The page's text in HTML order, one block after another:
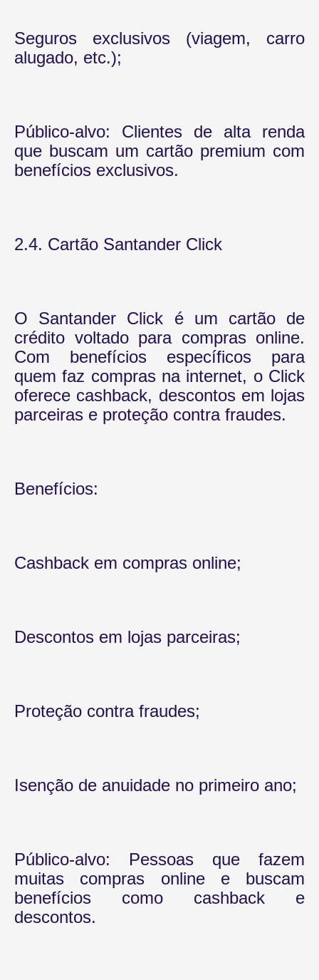
Seguros exclusivos (viagem, carro
alugado, etc.);
Público-alvo: Clientes de alta renda
que buscam um cartão premium com
benefícios exclusivos.
2.4. Cartão Santander Click
O Santander Click é um cartão de
crédito voltado para compras online.
Com benefícios específicos para
quem faz compras na internet, o Click
oferece cashback, descontos em lojas
parceiras e proteção contra fraudes.
Benefícios:
Cashback em compras online;
Descontos em lojas parceiras;
Proteção contra fraudes;
Isenção de anuidade no primeiro ano;
Público-alvo: Pessoas que fazem
muitas compras online e buscam
benefícios como cashback e
descontos.